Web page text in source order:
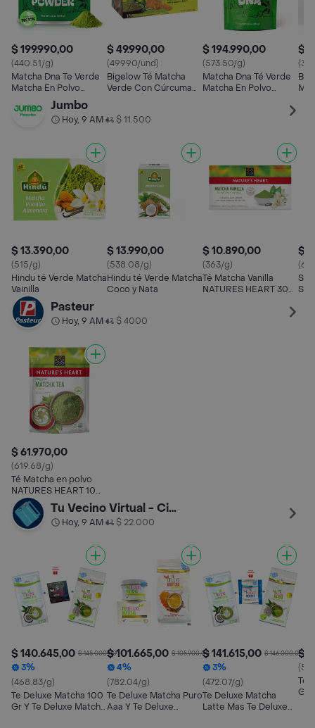
$ 199.990,00
(440.51/g)
Matcha Dna Te Verde
Matcha En Polvo
Organico Certificado
Usda Organic Energia
$ 49.990,00
(49990/und)
Bigelow Té Matcha
Verde Con Cúrcuma
Bolsitas 0.82 Oz 23g
$ 194.990,00
(573.50/g)
Matcha Dna Té Verde
Matcha En Polvo
Aporta Antioxidantes,
$
Jumbo
Hoy, 9 AM• $ 11.500
$ 13.390,00
(515/g)
Hindu té Verde Matcha
Vainilla
$ 13.990,00
(538.08/g)
Hindu té Verde Matcha
Coco y Nata
$ 10.890,00
(363/g)
Té Matcha Vanilla
NATURES HEART 30
$
Pasteur
Hoy, 9 AM• $ 4000
$ 61.970,00
(619.68/g)
Té Matcha en polvo
NATURES HEART 100
gr
Tu Vecino Virtual - Ciudad Montes
Hoy, 9 AM• $ 22.000
$ 140.645,00 $ 145.000,00
3%
(468.83/g)
Te Deluxe Matcha 100
Gr Y Te Deluxe Matcha
$ 101.665,00 $ 105.900,00
4%
(782.04/g)
Te Deluxe Matcha Puro
Aaa Y Te Deluxe
$ 141.615,00 $ 146.000,00
3%
(472.07/g)
Te Deluxe Matcha
Latte Mas Te Deluxe
$
Te